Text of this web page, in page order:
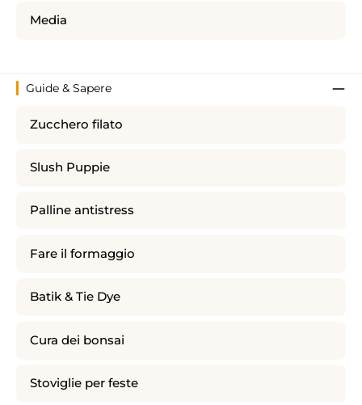
Media
Guide & Sapere
Zucchero filato
Slush Puppie
Palline antistress
Fare il formaggio
Batik & Tie Dye
Cura dei bonsai
Stoviglie per feste